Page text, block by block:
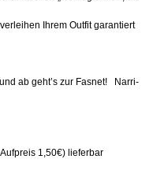
Ihrem Outfit garantiert
ab geht’s zur Fasnet! Narri-
1,50€) lieferbar